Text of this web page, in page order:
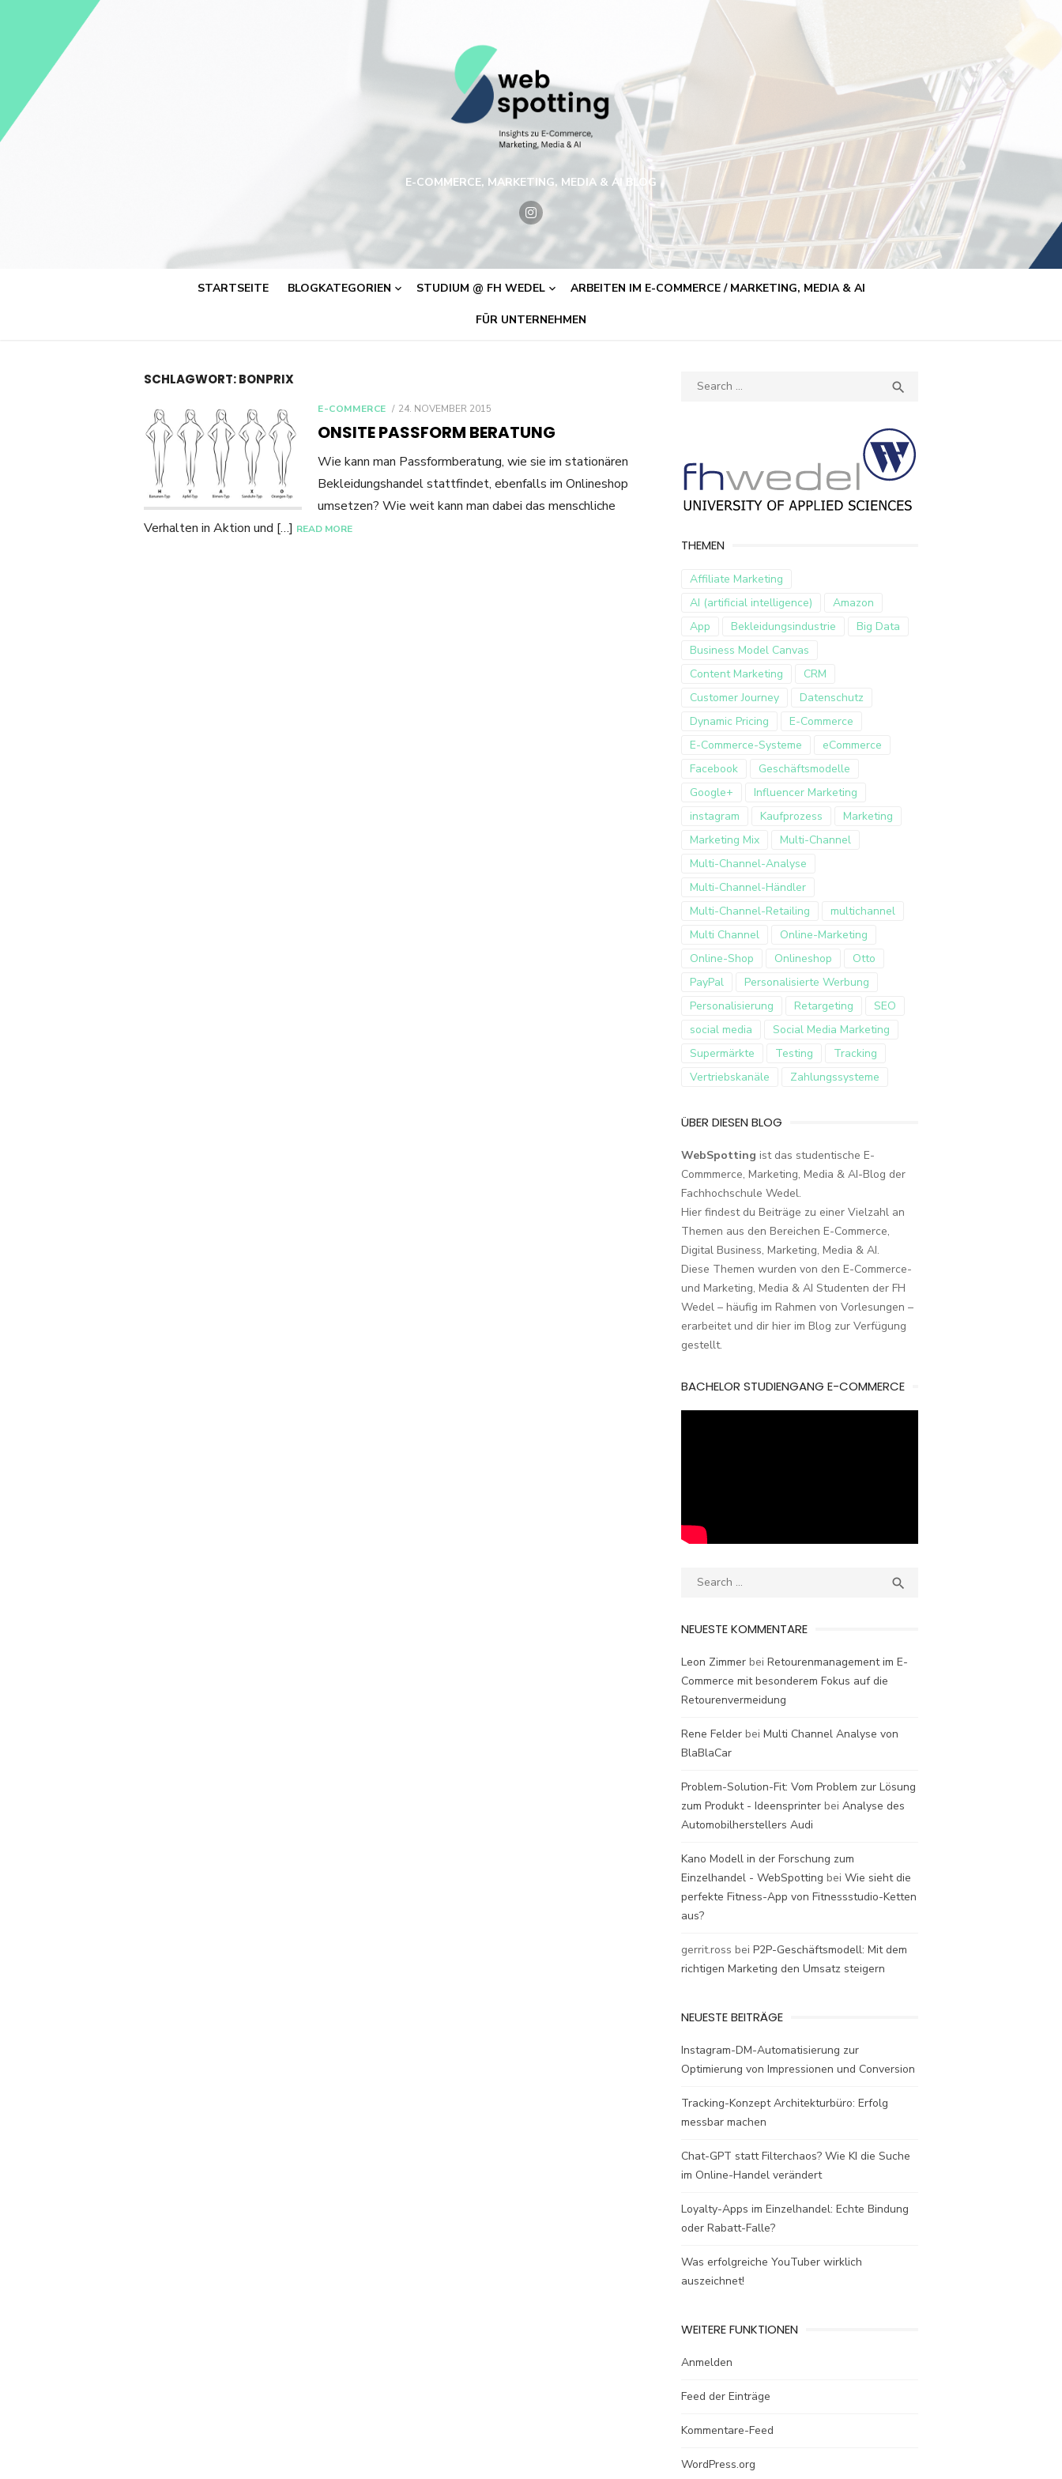
E-COMMERCE, MARKETING, MEDIA & AI BLOG
STARTSEITE BLOGKATEGORIEN STUDIUM @ FH WEDEL ARBEITEN IM E-COMMERCE / MARKETING, MEDIA & AI
FÜR UNTERNEHMEN
SCHLAGWORT:BONPRIX
E-COMMERCE
POSTED
24. NOVEMBER 2015
ONSITE PASSFORM BERATUNG
Wie kann man Passformberatung, wie sie im stationären
Bekleidungshandel stattfindet, ebenfalls im Onlineshop
umsetzen? Wie weit kann man dabei das menschliche
Verhalten in Aktion und […] READ MORE
Search

THEMEN
Affiliate Marketing
AI (artificial intelligence)
Amazon
App
Bekleidungsindustrie
Big Data
Business Model Canvas
Content Marketing
CRM
Customer Journey
Datenschutz
Dynamic Pricing
E-Commerce
E-Commerce-Systeme
eCommerce
Facebook
Geschäftsmodelle
Google+
Influencer Marketing
instagram
Kaufprozess
Marketing
Marketing Mix
Multi-Channel
Multi-Channel-Analyse
Multi-Channel-Händler
Multi-Channel-Retailing
multichannel
Multi Channel
Online-Marketing
Online-Shop
Onlineshop
Otto
PayPal
Personalisierte Werbung
Personalisierung
Retargeting
SEO
social media
Social Media Marketing
Supermärkte
Testing
Tracking
Vertriebskanäle
Zahlungssysteme
ÜBER DIESEN BLOG
WebSpotting ist das studentische E-
Commmerce, Marketing, Media & AI-Blog der
Fachhochschule Wedel.
Hier findest du Beiträge zu einer Vielzahl an
Themen aus den Bereichen E-Commerce,
Digital Business, Marketing, Media & AI.
Diese Themen wurden von den E-Commerce-
und Marketing, Media & AI Studenten der FH
Wedel – häufig im Rahmen von Vorlesungen –
erarbeitet und dir hier im Blog zur Verfügung
gestellt.
BACHELOR STUDIENGANG E-COMMERCE
Search

NEUESTE KOMMENTARE
Leon Zimmer bei Retourenmanagement im E-
Commerce mit besonderem Fokus auf die
Retourenvermeidung
Rene Felder bei Multi Channel Analyse von
BlaBlaCar
Problem-Solution-Fit: Vom Problem zur Lösung
zum Produkt - Ideensprinter bei Analyse des
Automobilherstellers Audi
Kano Modell in der Forschung zum
Einzelhandel - WebSpotting bei Wie sieht die
perfekte Fitness-App von Fitnessstudio-Ketten
aus?
gerrit.ross bei P2P-Geschäftsmodell: Mit dem
richtigen Marketing den Umsatz steigern
NEUESTE BEITRÄGE
Instagram-DM-Automatisierung zur
Optimierung von Impressionen und Conversion
Tracking-Konzept Architekturbüro: Erfolg
messbar machen
Chat-GPT statt Filterchaos? Wie KI die Suche
im Online-Handel verändert
Loyalty-Apps im Einzelhandel: Echte Bindung
oder Rabatt-Falle?
Was erfolgreiche YouTuber wirklich
auszeichnet!
WEITERE FUNKTIONEN
Anmelden
Feed der Einträge
Kommentare-Feed
WordPress.org